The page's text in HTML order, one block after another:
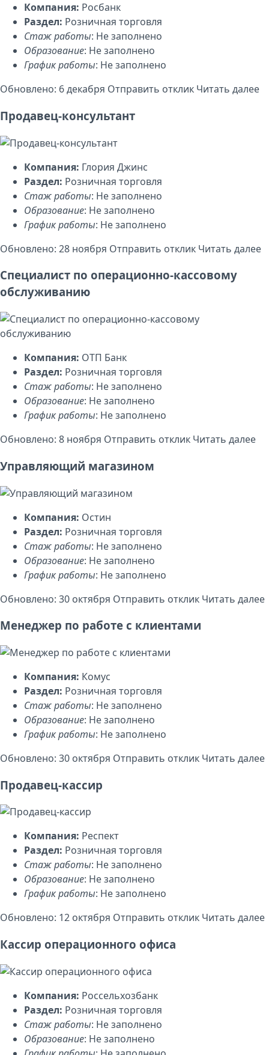
Компания: Росбанк
Раздел: Розничная торговля
Стаж работы: Не заполнено
Образование: Не заполнено
График работы: Не заполнено
Обновлено: 6 декабря Отправить отклик Читать далее
Продавец-консультант
Компания: Глория Джинс
Раздел: Розничная торговля
Стаж работы: Не заполнено
Образование: Не заполнено
График работы: Не заполнено
Обновлено: 28 ноября Отправить отклик Читать далее
Специалист по операционно-кассовому
обслуживанию
Компания: ОТП Банк
Раздел: Розничная торговля
Стаж работы: Не заполнено
Образование: Не заполнено
График работы: Не заполнено
Обновлено: 8 ноября Отправить отклик Читать далее
Управляющий магазином
Компания: Остин
Раздел: Розничная торговля
Стаж работы: Не заполнено
Образование: Не заполнено
График работы: Не заполнено
Обновлено: 30 октября Отправить отклик Читать далее
Менеджер по работе с клиентами
Компания: Комус
Раздел: Розничная торговля
Стаж работы: Не заполнено
Образование: Не заполнено
График работы: Не заполнено
Обновлено: 30 октября Отправить отклик Читать далее
Продавец-кассир
Компания: Респект
Раздел: Розничная торговля
Стаж работы: Не заполнено
Образование: Не заполнено
График работы: Не заполнено
Обновлено: 12 октября Отправить отклик Читать далее
Кассир операционного офиса
Компания: Россельхозбанк
Раздел: Розничная торговля
Стаж работы: Не заполнено
Образование: Не заполнено